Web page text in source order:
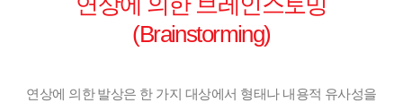
(Brainstorming)
연상에 의한 발상은 한 가지 대상에서 형태나 내용적 유사성을